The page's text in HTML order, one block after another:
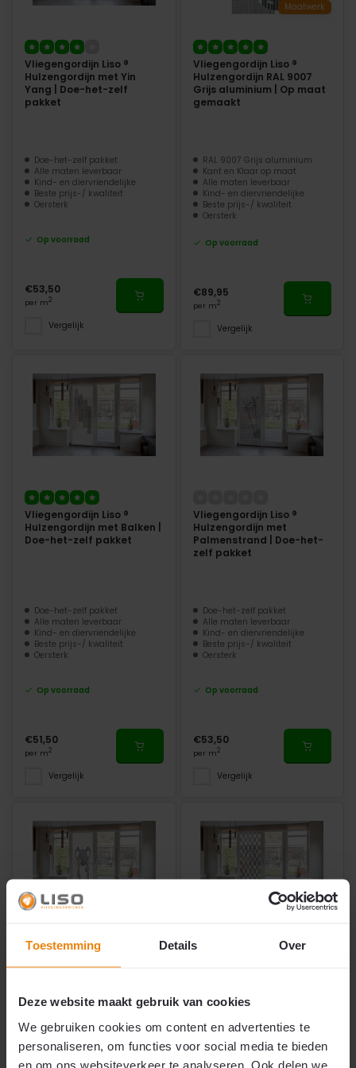
Toestemming Details Over
Deze website maakt gebruik van cookies
We gebruiken cookies om content en advertenties te
personaliseren, om functies voor social media te bieden
en om ons websiteverkeer te analyseren. Ook delen we
Vliegengordijn Liso ®
Hulzengordijn met Yin
Yang | Doe-het-zelf
pakket
Doe-het-zelf pakket
Alle maten leverbaar
Kind- en diervriendelijke
Beste prijs-/ kwaliteit
Oersterk
Op voorraad
€53,50
per m2
Vergelijk
Maatwerk
Vliegengordijn Liso ®
Hulzengordijn RAL 9007
Grijs aluminium | Op maat
gemaakt
RAL 9007 Grijs aluminium
Kant en Klaar op maat
Alle maten leverbaar
Kind- en diervriendelijke
Beste prijs-/ kwaliteit
Oersterk
Op voorraad
€89,95
per m2
Vergelijk
Vliegengordijn Liso ®
Hulzengordijn met Balken |
Doe-het-zelf pakket
Doe-het-zelf pakket
Alle maten leverbaar
Kind- en diervriendelijke
Beste prijs-/ kwaliteit
Oersterk
Op voorraad
€51,50
per m2
Vergelijk
Vliegengordijn Liso ®
Hulzengordijn met
Palmenstrand | Doe-het-
zelf pakket
Doe-het-zelf pakket
Alle maten leverbaar
Kind- en diervriendelijke
Beste prijs-/ kwaliteit
Oersterk
Op voorraad
€53,50
per m2
Vergelijk
pakket
Doe-het-zelf pakket
pakket
Doe-het-zelf pakket